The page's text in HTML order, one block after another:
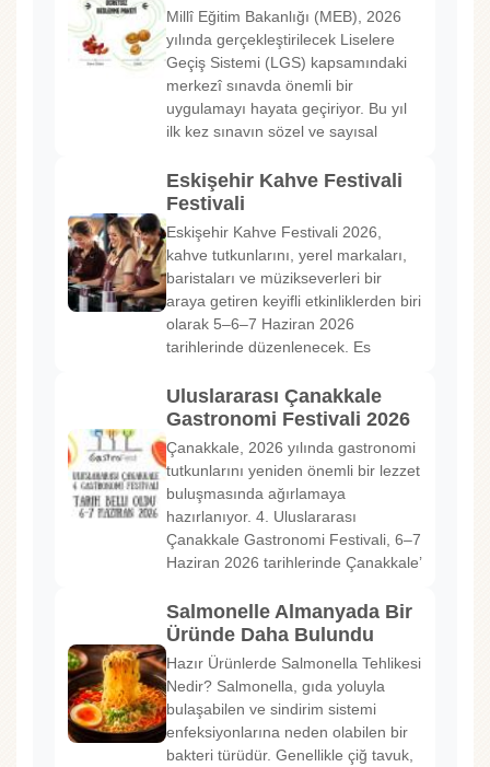
Millî Eğitim Bakanlığı (MEB), 2026
yılında gerçekleştirilecek Liselere
Geçiş Sistemi (LGS) kapsamındaki
merkezî sınavda önemli bir
uygulamayı hayata geçiriyor. Bu yıl
ilk kez sınavın sözel ve sayısal
Eskişehir Kahve Festivali
Festivali
Eskişehir Kahve Festivali 2026,
kahve tutkunlarını, yerel markaları,
baristaları ve müzikseverleri bir
araya getiren keyifli etkinliklerden biri
olarak 5–6–7 Haziran 2026
tarihlerinde düzenlenecek. Es
Uluslararası Çanakkale
Gastronomi Festivali 2026
Çanakkale, 2026 yılında gastronomi
tutkunlarını yeniden önemli bir lezzet
buluşmasında ağırlamaya
hazırlanıyor. 4. Uluslararası
Çanakkale Gastronomi Festivali, 6–7
Haziran 2026 tarihlerinde Çanakkale’
Salmonelle Almanyada Bir
Üründe Daha Bulundu
Hazır Ürünlerde Salmonella Tehlikesi
Nedir? Salmonella, gıda yoluyla
bulaşabilen ve sindirim sistemi
enfeksiyonlarına neden olabilen bir
bakteri türüdür. Genellikle çiğ tavuk,